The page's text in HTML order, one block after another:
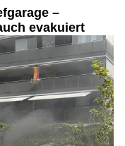
–
evakuiert